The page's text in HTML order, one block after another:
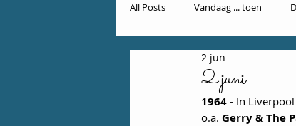
All Posts Vandaag ... toen
2 juni
2 jun
1964 - In
o.a. Gerry & The